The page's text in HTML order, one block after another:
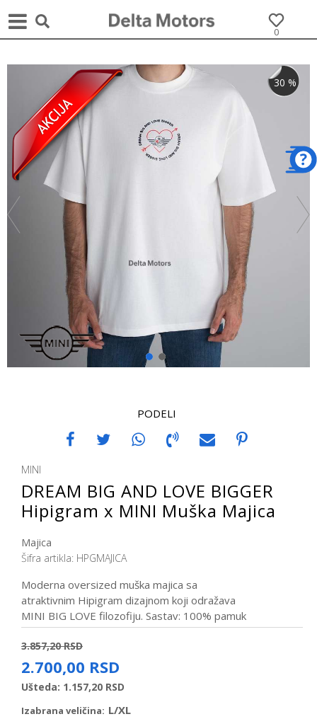
0
1 2
30 %
PODELI
MINI
DREAM BIG AND LOVE BIGGER
Hipigram x MINI Muška Majica
Majica
Šifra artikla: HPGMAJICA
Moderna oversized muška majica sa
atraktivnim Hipigram dizajnom koji odražava
MINI BIG LOVE filozofiju. Sastav: 100% pamuk
3.857,20 RSD
2.700,00 RSD
Ušteda: 1.157,20 RSD
Izabrana veličina: L/XL